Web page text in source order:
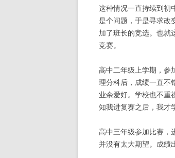
这种情况一直持续到初
是个问题，于是寻求改
加了班长的竞选。也就
竞赛。
高中二年级上学期，参
理分科后，成绩一直不
业余爱好。学校也不重
知我进复赛之后，我才
高中三年级参加比赛，
并没有太大期望。成绩